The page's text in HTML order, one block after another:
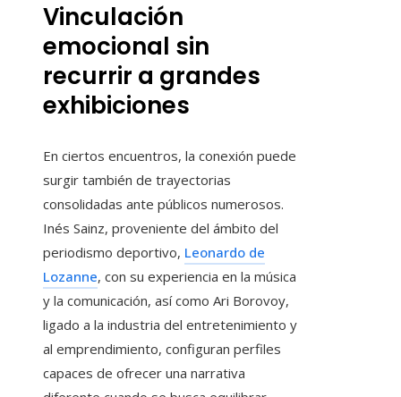
Vinculación
emocional sin
recurrir a grandes
exhibiciones
En ciertos encuentros, la conexión puede
surgir también de trayectorias
consolidadas ante públicos numerosos.
Inés Sainz, proveniente del ámbito del
periodismo deportivo, Leonardo de
Lozanne, con su experiencia en la música
y la comunicación, así como Ari Borovoy,
ligado a la industria del entretenimiento y
al emprendimiento, configuran perfiles
capaces de ofrecer una narrativa